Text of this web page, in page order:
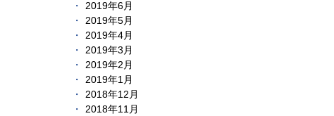
2019年6月
2019年5月
2019年4月
2019年3月
2019年2月
2019年1月
2018年12月
2018年11月